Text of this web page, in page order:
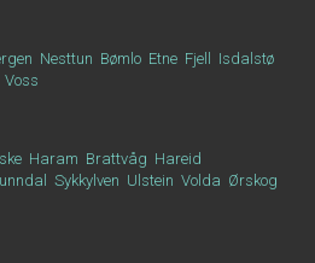
Nesttun Bømlo Etne Fjell
Isdalstø
Voss
Haram Brattvåg Hareid
Sykkylven Ulstein Volda Ørskog